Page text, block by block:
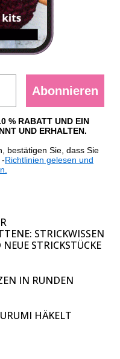
Abonnieren
% RABATT UND EIN
UND ERHALTEN.
bestätigen Sie, dass Sie
Richtlinien gelesen und
STRICKWISSEN
STRICKSTÜCKE
IN RUNDEN
HÄKELT